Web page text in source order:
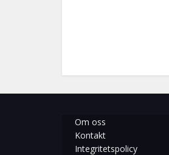
Om oss
Kontakt
Integritetspolicy